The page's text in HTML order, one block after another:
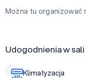
Można tu organizować
Udogodnienia w sali
Klimatyzacja